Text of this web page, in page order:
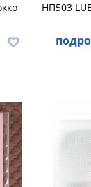
НП503